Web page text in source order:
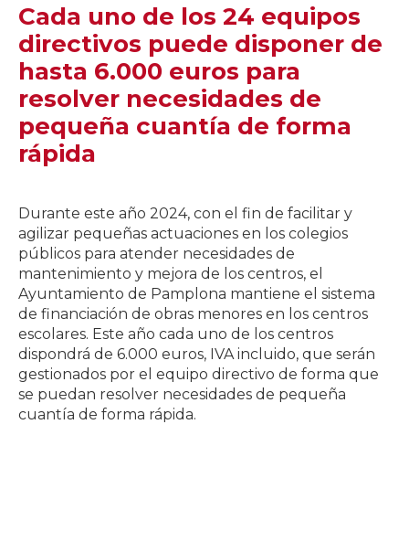
Cada uno de los 24 equipos
directivos puede disponer de
hasta 6.000 euros para
resolver necesidades de
pequeña cuantía de forma
rápida
Durante este año 2024, con el fin de facilitar y
agilizar pequeñas actuaciones en los colegios
públicos para atender necesidades de
mantenimiento y mejora de los centros, el
Ayuntamiento de Pamplona mantiene el sistema
de financiación de obras menores en los centros
escolares. Este año cada uno de los centros
dispondrá de 6.000 euros, IVA incluido, que serán
gestionados por el equipo directivo de forma que
se puedan resolver necesidades de pequeña
cuantía de forma rápida.